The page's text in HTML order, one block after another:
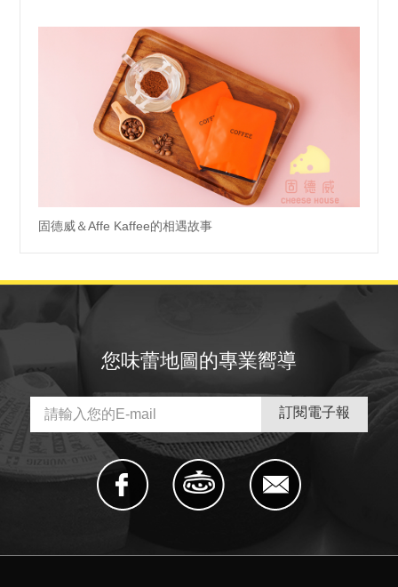
固德威＆Affe Kaffee的相遇故事
您味蕾地圖的專業嚮導